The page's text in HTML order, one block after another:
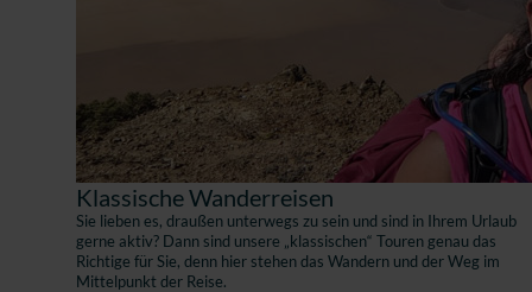
Klassische Wanderreisen
Sie lieben es, draußen unterwegs zu sein und sind in Ihrem Urlaub
gerne aktiv? Dann sind unsere „klassischen“ Touren genau das
Richtige für Sie, denn hier stehen das Wandern und der Weg im
Mittelpunkt der Reise.